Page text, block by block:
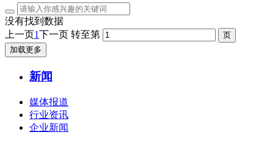
没有找到数据
上一页1下一页 转至第
加载更多
新闻
媒体报道
行业资讯
企业新闻